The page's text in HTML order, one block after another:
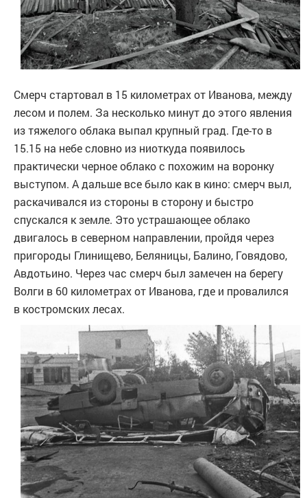
Смерч стартовал в 15 километрах от Иванова, между
лесом и полем. За несколько минут до этого явления
из тяжелого облака выпал крупный град. Где-то в
15.15 на небе словно из ниоткуда появилось
практически черное облако с похожим на воронку
выступом. А дальше все было как в кино: смерч выл,
раскачивался из стороны в сторону и быстро
спускался к земле. Это устрашающее облако
двигалось в северном направлении, пройдя через
пригороды Глинищево, Беляницы, Балино, Говядово,
Авдотьино. Через час смерч был замечен на берегу
Волги в 60 километрах от Иванова, где и провалился
в костромских лесах.